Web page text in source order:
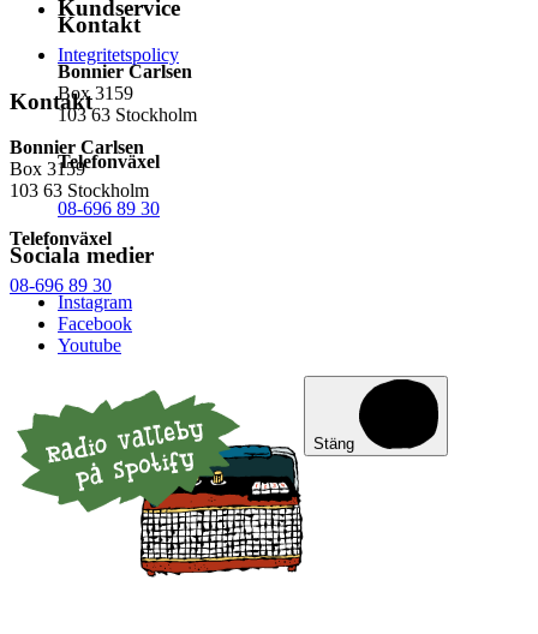
Kundservice
Integritetspolicy
Kontakt
Bonnier Carlsen
Box 3159
103 63 Stockholm
Telefonväxel
08-696 89 30
Kontakt
Bonnier Carlsen
Box 3159
103 63 Stockholm
Telefonväxel
08-696 89 30
Sociala medier
Instagram
Facebook
Youtube
Stäng